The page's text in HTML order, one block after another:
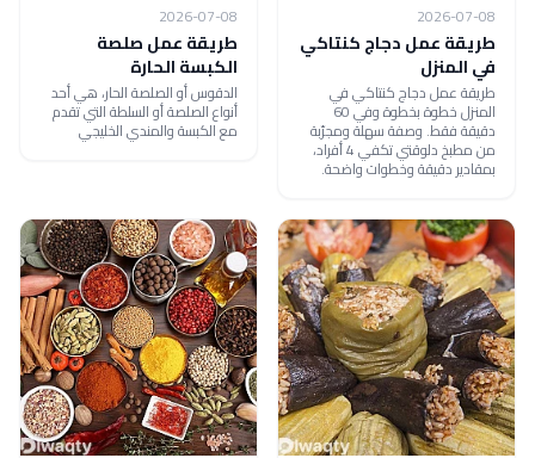
2026-07-08
طريقة عمل دجاج كنتاكي
في المنزل
طريقة عمل دجاج كنتاكي في
المنزل خطوة بخطوة وفي 60
دقيقة فقط. وصفة سهلة ومجرّبة
من مطبخ دلوقتي تكفي 4 أفراد،
بمقادير دقيقة وخطوات واضحة.
2026-07-08
طريقة عمل صلصة
الكبسة الحارة
الدقوس أو الصلصة الحار، هي أحد
أنواع الصلصة أو السلطة التي تقدم
مع الكبسة والمندي الخليجي